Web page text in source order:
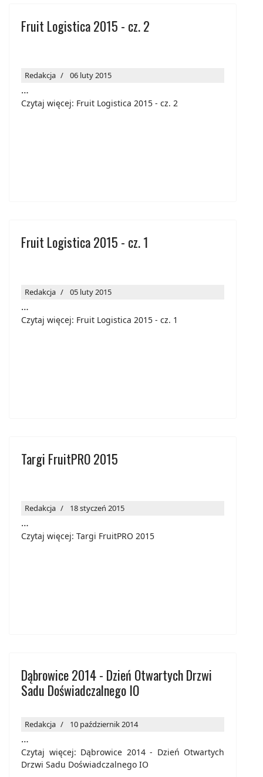
Fruit Logistica 2015 - cz. 2
Redakcja 06 luty 2015
…
Czytaj więcej: Fruit Logistica 2015 - cz. 2
Fruit Logistica 2015 - cz. 1
Redakcja 05 luty 2015
…
Czytaj więcej: Fruit Logistica 2015 - cz. 1
Targi FruitPRO 2015
Redakcja 18 styczeń 2015
…
Czytaj więcej: Targi FruitPRO 2015
Dąbrowice 2014 - Dzień Otwartych Drzwi
Sadu Doświadczalnego IO
Redakcja 10 październik 2014
…
Czytaj więcej: Dąbrowice 2014 - Dzień Otwartych
Drzwi Sadu Doświadczalnego IO